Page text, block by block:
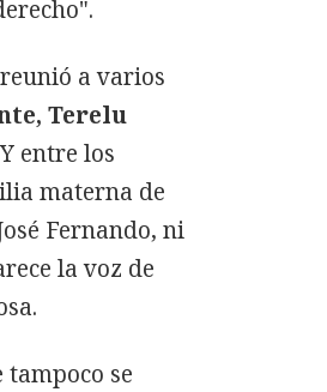
a varios
Terelu
entre los
materna de
Fernando, ni
la voz de
tampoco se